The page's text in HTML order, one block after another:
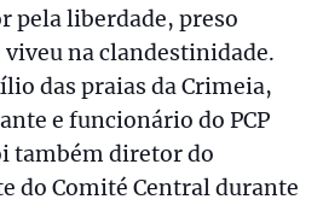
pela liberdade, preso
na clandestinidade.
das praias da Crimeia,
e funcionário do PCP
também diretor do
do Comité Central durante